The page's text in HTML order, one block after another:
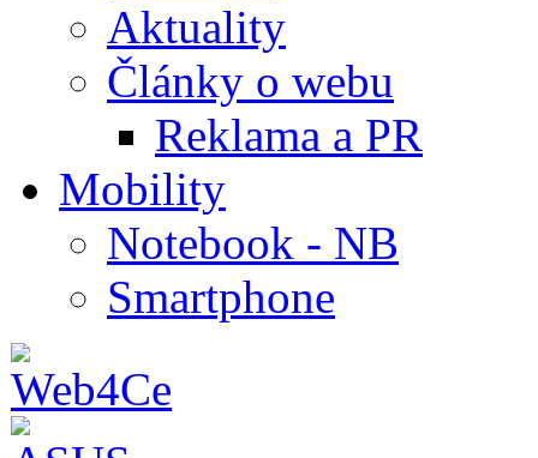
Aktuality
Články o webu
Reklama a PR
Mobility
Notebook - NB
Smartphone